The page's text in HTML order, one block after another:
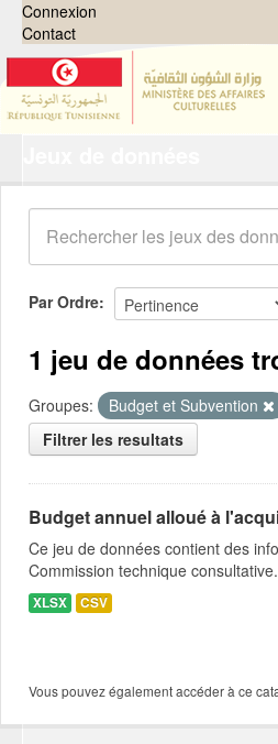
Connexion
Contact
Organisations
Groupes
Demandes 0
À propos
Par Ordre
1 jeu de données
Groupes: Budget et Subvention
Filtrer les resultats
Budget annuel alloué à
Ce jeu de données contient des
Commission technique
XLSX CSV
Vous pouvez également accéder à ce